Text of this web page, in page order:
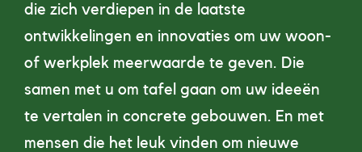
die zich verdiepen in de laatste
ontwikkelingen en innovaties om uw woon-
of werkplek meerwaarde te geven. Die
samen met u om tafel gaan om uw ideeën
te vertalen in concrete gebouwen. En met
mensen die het leuk vinden om nieuwe